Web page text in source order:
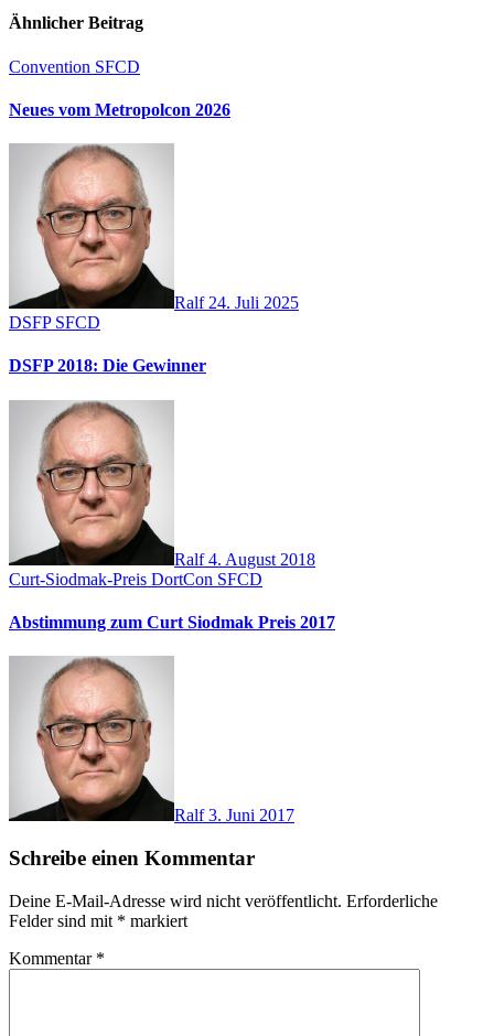
Ähnlicher Beitrag
Convention SFCD
Neues vom Metropolcon 2026
Ralf 24. Juli 2025
DSFP SFCD
DSFP 2018: Die Gewinner
Ralf4. August 2018
Curt-Siodmak-Preis DortCon SFCD
Abstimmung zum Curt Siodmak Preis 2017
Ralf3. Juni 2017
Schreibe einen Kommentar
Deine E-Mail-Adresse wird nicht veröffentlicht. Erforderliche
Felder sind mit * markiert
Kommentar *